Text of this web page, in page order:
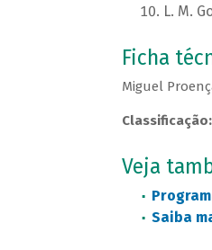
L. M.
Ficha
Miguel
Classificação:
Veja
Saiba